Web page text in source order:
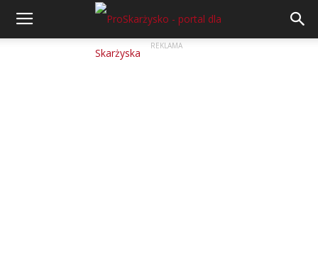
REKLAMA